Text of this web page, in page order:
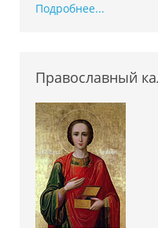
Подробнее...
Православный